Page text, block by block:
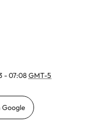
- 07:08 GMT-5
Google